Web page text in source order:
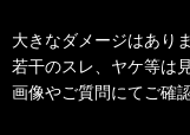
大きなダメージはあり
若干のスレ、ヤケ等は
画像やご質問にてご確